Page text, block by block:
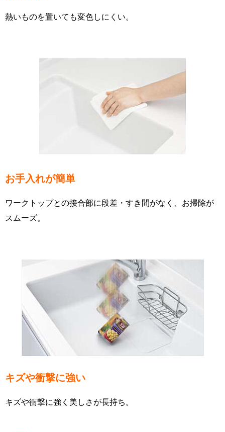
熱いものを置いても変色しにくい。
お手入れが簡単
ワークトップとの接合部に段差・すき間がなく、お掃除が
スムーズ。
キズや衝撃に強い
キズや衝撃に強く美しさが長持ち。